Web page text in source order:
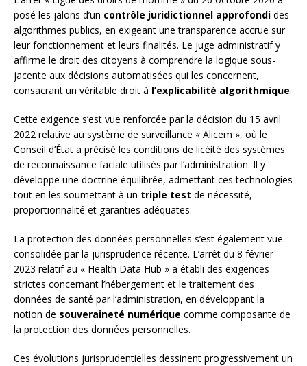
posé les jalons d’un contrôle juridictionnel approfondi des
algorithmes publics, en exigeant une transparence accrue sur
leur fonctionnement et leurs finalités. Le juge administratif y
affirme le droit des citoyens à comprendre la logique sous-
jacente aux décisions automatisées qui les concernent,
consacrant un véritable droit à l’explicabilité algorithmique.
Cette exigence s’est vue renforcée par la décision du 15 avril
2022 relative au système de surveillance « Alicem », où le
Conseil d’État a précisé les conditions de licéité des systèmes
de reconnaissance faciale utilisés par l’administration. Il y
développe une doctrine équilibrée, admettant ces technologies
tout en les soumettant à un triple test de nécessité,
proportionnalité et garanties adéquates.
La protection des données personnelles s’est également vue
consolidée par la jurisprudence récente. L’arrêt du 8 février
2023 relatif au « Health Data Hub » a établi des exigences
strictes concernant l’hébergement et le traitement des
données de santé par l’administration, en développant la
notion de souveraineté numérique comme composante de
la protection des données personnelles.
Ces évolutions jurisprudentielles dessinent progressivement un